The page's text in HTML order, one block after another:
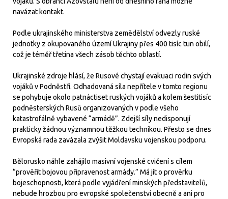
navázat kontakt.
Podle ukrajinského ministerstva zemědělství odvezly ruské
jednotky z okupovaného území Ukrajiny přes 400 tisíc tun obilí,
což je téměř třetina všech zásob těchto oblastí.
Ukrajinské zdroje hlásí, že Rusové chystají evakuaci rodin svých
vojáků v Podněstří. Odhadovaná síla nepřítele v tomto regionu
se pohybuje okolo patnáctiset ruských vojáků a kolem šestitisíc
podněsterských Rusů organizovaných v podle všeho
katastrofálně vybavené “armádě”. Zdejší síly nedisponují
prakticky žádnou významnou těžkou technikou. Přesto se dnes
Evropská rada zavázala zvýšit Moldavsku vojenskou podporu.
Bělorusko náhle zahájilo masivní vojenské cvičení s cílem
“prověřit bojovou připravenost armády.” Má jít o prověrku
bojeschopnosti, která podle vyjádření minských představitelů,
nebude hrozbou pro evropské společenství obecně a ani pro